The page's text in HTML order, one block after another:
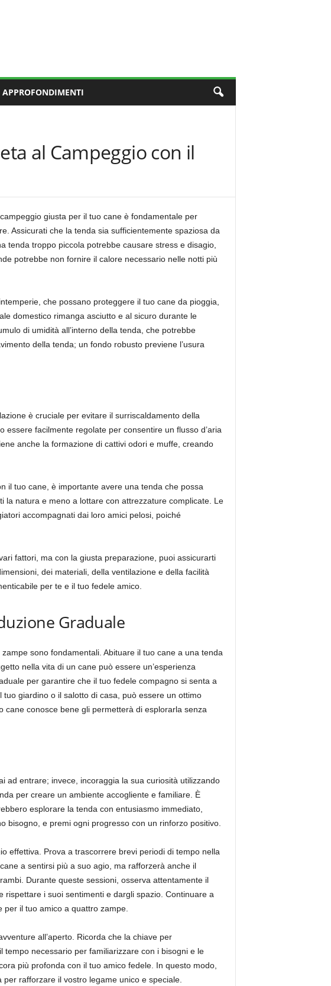
APPROFONDIMENTI
al Campeggio con il
giusta per il tuo cane è fondamentale per
Assicurati che la tenda sia sufficientemente spaziosa da
tenda troppo piccola potrebbe causare stress e disagio,
potrebbe non fornire il calore necessario nelle notti più
che possano proteggere il tuo cane da pioggia,
domestico rimanga asciutto e al sicuro durante le
di umidità all’interno della tenda, che potrebbe
della tenda; un fondo robusto previene l’usura
è cruciale per evitare il surriscaldamento della
facilmente regolate per consentire un flusso d’aria
anche la formazione di cattivi odori e muffe, creando
il tuo cane, è importante avere una tenda che possa
natura e meno a lottare con attrezzature complicate. Le
accompagnati dai loro amici pelosi, poiché
fattori, ma con la giusta preparazione, puoi assicurarti
dei materiali, della ventilazione e della facilità
per te e il tuo fedele amico.
Graduale
sono fondamentali. Abituare il tuo cane a una tenda
nella vita di un cane può essere un’esperienza
per garantire che il tuo fedele compagno si senta a
giardino o il salotto di casa, può essere un ottimo
conosce bene gli permetterà di esplorarla senza
ad entrare; invece, incoraggia la sua curiosità utilizzando
per creare un ambiente accogliente e familiare. È
esplorare la tenda con entusiasmo immediato,
bisogno, e premi ogni progresso con un rinforzo positivo.
effettiva. Prova a trascorrere brevi periodi di tempo nella
a sentirsi più a suo agio, ma rafforzerà anche il
Durante queste sessioni, osserva attentamente il
i suoi sentimenti e dargli spazio. Continuare a
il tuo amico a quattro zampe.
all’aperto. Ricorda che la chiave per
tempo necessario per familiarizzare con i bisogni e le
più profonda con il tuo amico fedele. In questo modo,
rafforzare il vostro legame unico e speciale.